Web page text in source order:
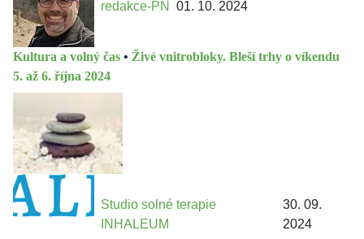
redakce-PN 01. 10. 2024
Kultura a volný čas • Živé vnitrobloky. Bleší trhy o víkendu
5. až 6. října 2024
Studio solné terapie
INHALEUM
30. 09.
2024